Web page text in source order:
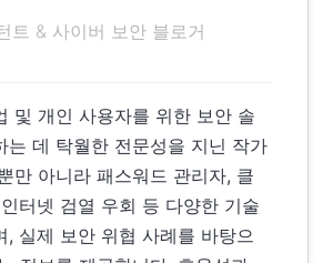
트 & 사이버 보안 블로거
및 개인 사용자를 위한 보안 솔
는 데 탁월한 전문성을 지닌 작가
만 아니라 패스워드 관리자, 클
터넷 검열 우회 등 다양한 기술
, 실제 보안 위협 사례를 바탕으